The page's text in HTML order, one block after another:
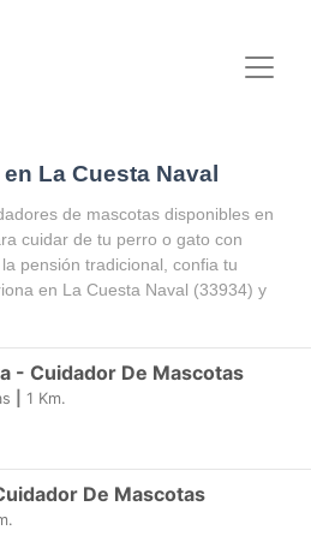
La Cuesta Naval
de mascotas disponibles en
cuidar de tu perro o gato con
pensión tradicional, confia tu
en La Cuesta Naval (33934) y
- Cuidador De Mascotas
1 Km.
De Mascotas